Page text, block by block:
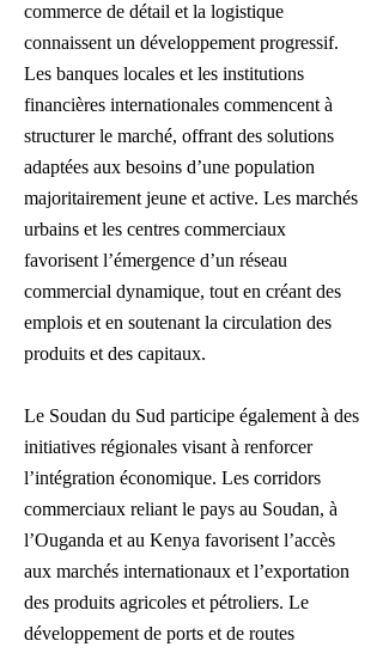
commerce de détail et la logistique
connaissent un développement progressif.
Les banques locales et les institutions
financières internationales commencent à
structurer le marché, offrant des solutions
adaptées aux besoins d’une population
majoritairement jeune et active. Les marchés
urbains et les centres commerciaux
favorisent l’émergence d’un réseau
commercial dynamique, tout en créant des
emplois et en soutenant la circulation des
produits et des capitaux.
Le Soudan du Sud participe également à des
initiatives régionales visant à renforcer
l’intégration économique. Les corridors
commerciaux reliant le pays au Soudan, à
l’Ouganda et au Kenya favorisent l’accès
aux marchés internationaux et l’exportation
des produits agricoles et pétroliers. Le
développement de ports et de routes